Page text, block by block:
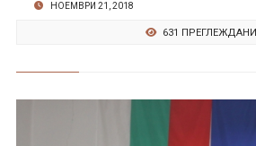
НОЕМВРИ 21, 2018
631